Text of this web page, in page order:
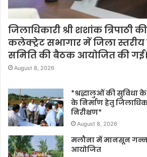
जिलाधिकारी श्री शशांक त्रिपाठी
कलेक्ट्रेट सभागार में जिला
समिति की बैठक आयोजित की गई।
August 8, 2026
*श्रद्धालुओं की सुविधा
के निर्माण हेतु
निरीक्षण*
August 8, 2026
मलौना में मानसून
आयोजित